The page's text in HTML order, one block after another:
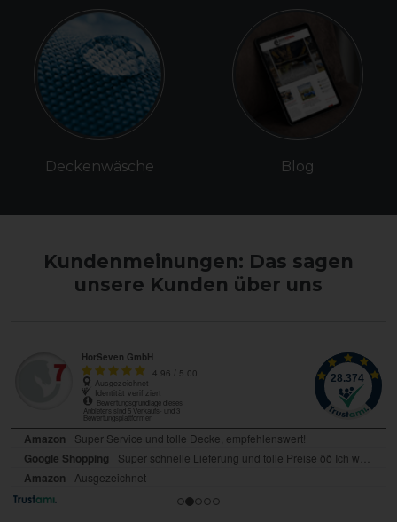
Deckenwäsche Blog
Kundenmeinungen: Das sagen
unsere Kunden über uns